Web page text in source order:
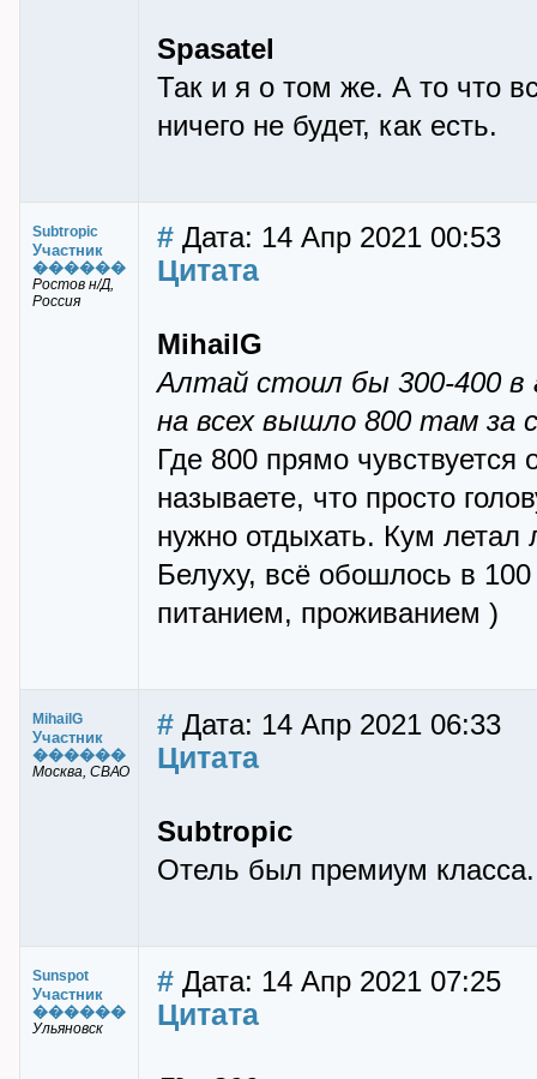
Spasatel
Так и я о том же. А то что
ничего не будет, как есть.
Subtropic
Участник
������
Ростов н/Д,
Россия
# Дата: 14 Апр 2021 00:53
Цитата
MihailG
Алтай стоил бы 300-400 в
на всех вышло 800 там за
Где 800 прямо
называете, что просто
нужно отдыхать. Кум
Белуху, всё обошлось в
питанием, проживанием )
MihailG
Участник
������
Москва, СВАО
# Дата: 14 Апр 2021 06:33
Цитата
Subtropic
Отель был премиум
Sunspot
Участник
������
Ульяновск
# Дата: 14 Апр 2021 07:25
Цитата